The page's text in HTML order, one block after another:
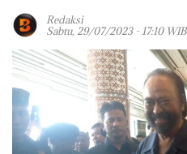
Redaksi
Sabtu, 29/07/2023 - 17:10 WIB